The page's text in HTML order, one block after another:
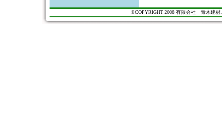
©COPYRIGHT 2008 有限会社 青木建材.